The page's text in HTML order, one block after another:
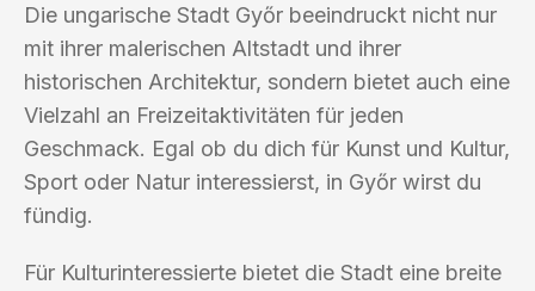
Die ungarische Stadt Győr beeindruckt nicht nur
mit ihrer malerischen Altstadt und ihrer
historischen Architektur, sondern bietet auch eine
Vielzahl an Freizeitaktivitäten für jeden
Geschmack. Egal ob du dich für Kunst und Kultur,
Sport oder Natur interessierst, in Győr wirst du
fündig.
Für Kulturinteressierte bietet die Stadt eine breite